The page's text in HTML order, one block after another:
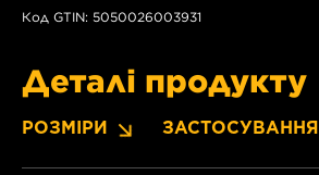
Код GTIN: 5050026003931
Деталі продукту
РОЗМІРИ ЗАСТОСУВАННЯ